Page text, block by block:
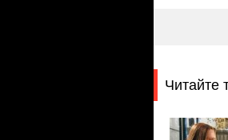
Читайте